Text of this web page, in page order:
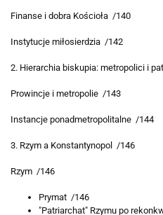
Finanse i dobra Kościoła /140
Instytucje miłosierdzia /142
2. Hierarchia biskupia: metropolici i
Prowincje i metropolie /143
Instancje ponadmetropolitalne /144
3. Rzym a Konstantynopol /146
Rzym /146
Prymat /146
"Patriarchat" Rzymu po